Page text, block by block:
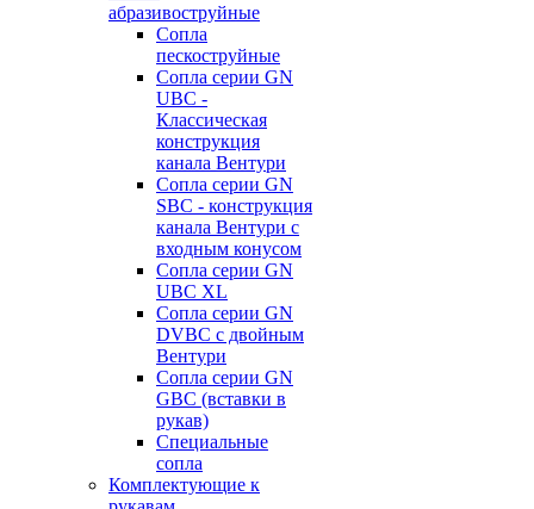
абразивоструйные
Сопла
пескоструйные
Сопла серии GN
UBC -
Классическая
конструкция
канала Вентури
Сопла серии GN
SBC - конструкция
канала Вентури c
входным конусом
Сопла серии GN
UBC XL
Сопла серии GN
DVBC с двойным
Вентури
Сопла серии GN
GBC (вставки в
рукав)
Специальные
сопла
Комплектующие к